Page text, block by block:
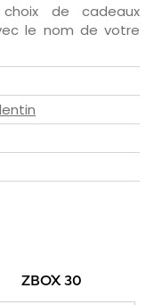
de cadeaux
le nom de votre
ZBOX 30